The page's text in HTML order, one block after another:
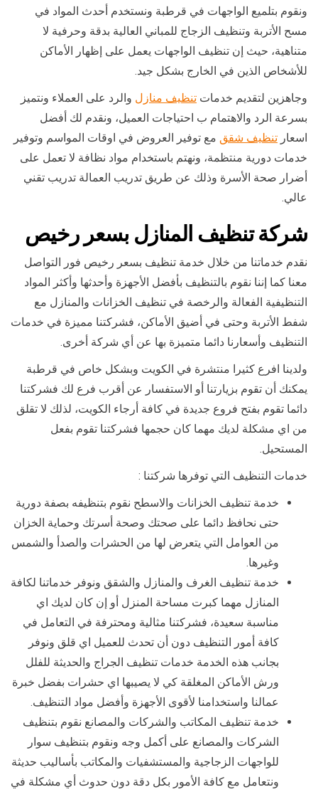
ونقوم بتلميع الواجهات في قرطبة ونستخدم أحدث المواد في
مسح الأتربة وتنظيف الزجاج للمباني العالية بدقة وحرفية لا
متناهية، حيث إن تنظيف الواجهات يعمل على إظهار الأماكن
للأشخاص الذين في الخارج بشكل جيد.
وجاهزين لتقديم خدمات تنظيف منازل والرد على العملاء ونتميز
بسرعة الرد والاهتمام ب احتياجات العميل، ونقدم لك أفضل
اسعار تنظيف شقق مع توفير العروض في اوقات المواسم وتوفير
خدمات دورية منتظمة، ونهتم باستخدام مواد نظافة لا تعمل على
أضرار صحة الأسرة وذلك عن طريق تدريب العمالة تدريب تقني
عالي.
شركة تنظيف المنازل بسعر رخيص
نقدم خدماتنا من خلال خدمة تنظيف بسعر رخيص فور التواصل
معنا كما إننا نقوم بالتنظيف بأفضل الأجهزة وأحدثها وأكثر المواد
التنظيفية الفعالة والرخصة في تنظيف الخزانات والمنازل مع
شفط الأتربة وحتى في أضيق الأماكن، فشركتنا مميزة في خدمات
التنظيف وأسعارنا دائما متميزة بها عن أي شركة أخرى.
ولدينا افرع كثيرا منتشرة في الكويت وبشكل خاص في قرطبة
يمكنك أن تقوم بزيارتنا أو الاستفسار عن أقرب فرع لك فشركتنا
دائما تقوم بفتح فروع جديدة في كافة أرجاء الكويت، لذلك لا تقلق
من اي مشكلة لديك مهما كان حجمها فشركتنا تقوم بفعل
المستحيل.
خدمات التنظيف التي توفرها شركتنا :
خدمة تنظيف الخزانات والاسطح نقوم بتنظيفه بصفة دورية
حتى نحافظ دائما على صحتك وصحة أسرتك وحماية الخزان
من العوامل التي يتعرض لها من الحشرات والصدأ والشمس
وغيرها.
خدمة تنظيف الغرف والمنازل والشقق ونوفر خدماتنا لكافة
المنازل مهما كبرت مساحة المنزل أو إن كان لديك اي
مناسبة سعيدة، فشركتنا مثالية ومحترفة في التعامل في
كافة أمور التنظيف دون أن تحدث للعميل اي قلق ونوفر
بجانب هذه الخدمة خدمات تنظيف الجراج والحديثة للفلل
ورش الأماكن المغلقة كي لا يصيبها اي حشرات بفضل خبرة
عمالنا واستخدامنا لأقوى الأجهزة وأفضل مواد التنظيف.
خدمة تنظيف المكاتب والشركات والمصانع نقوم بتنظيف
الشركات والمصانع على أكمل وجه ونقوم بتنظيف سوار
للواجهات الزجاجية والمستشفيات والمكاتب بأساليب حديثة
ونتعامل مع كافة الأمور بكل دقة دون حدوث أي مشكلة في